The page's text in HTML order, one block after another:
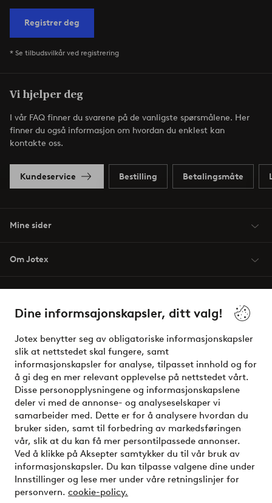
Dine informsajonskapsler, ditt valg!
Jotex benytter seg av obligatoriske informasjonskapsler
slik at nettstedet skal fungere, samt
informasjonskapsler for analyse, tilpasset innhold og for
å gi deg en mer relevant opplevelse på nettstedet vårt.
Disse personopplysningene og informasjonskapslene
deler vi med de annonse- og analyseselskaper vi
samarbeider med. Dette er for å analysere hvordan du
bruker siden, samt til forbedring av markedsføringen
vår, slik at du kan få mer persontilpassede annonser.
Ved å klikke på Aksepter samtykker du til vår bruk av
informasjonskapsler. Du kan tilpasse valgene dine under
Innstillinger og lese mer under våre retningslinjer for
personvern. cookie-policy.
Registrer deg
* Se tilbudsvilkår ved registrering
Vi hjelper deg
I vår FAQ finner du svarene på de vanligste spørsmålene. Her
finner du også informasjon om hvordan du enklest kan
kontakte oss.
Kundeservice Bestilling Betalingsmåte
Mine sider
Om Jotex
Venner
Sikre betalinger - Betal direkte eller del opp
Vil du vite mer om våre betalingsalternativer?
elpy